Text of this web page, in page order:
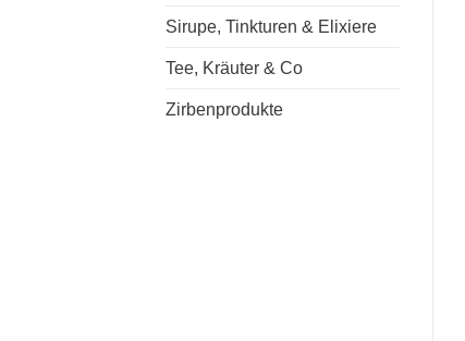
Sirupe, Tinkturen & Elixiere
Tee, Kräuter & Co
Zirbenprodukte